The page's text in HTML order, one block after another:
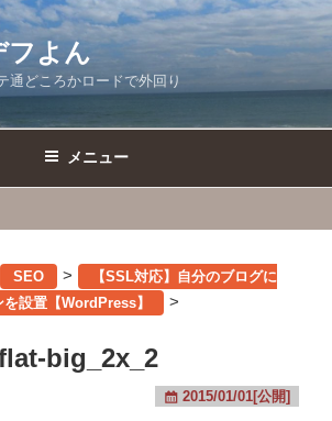
フよん
通どころかロードで外回り
メニュー
SEO >
【SSL対応】自分のブログに
設置【WordPress】
>
big_2x_2
2015/01/01[公開]